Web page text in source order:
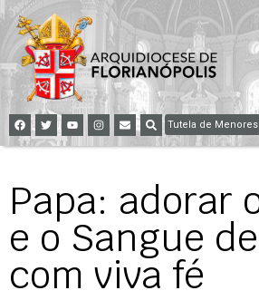
Tutela de Menores
Papa: adorar
e o Sangue
com viva fé